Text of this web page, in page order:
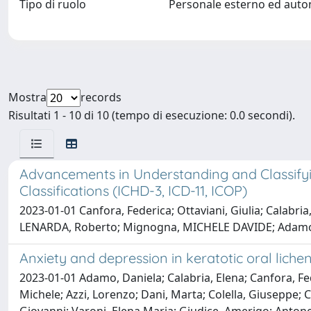
Tipo di ruolo Personale esterno ed
Mostra
records
Risultati 1 - 10 di 10 (tempo di esecuzione: 0.0 secondi).
Advancements in Understanding and
Classifications (ICHD-3, ICD-11, ICOP)
2023-01-01 Canfora, Federica; Ottaviani, Giulia;
LENARDA, Roberto; Mignogna, MICHELE DAVIDE;
Anxiety and depression in keratotic oral
2023-01-01 Adamo, Daniela; Calabria, Elena; Canfora,
Michele; Azzi, Lorenzo; Dani, Marta; Colella,